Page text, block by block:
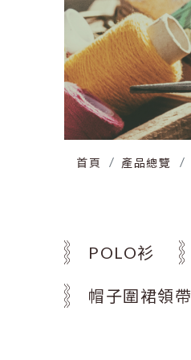
首頁 產品總覽
POLO衫
帽子圍裙領帶